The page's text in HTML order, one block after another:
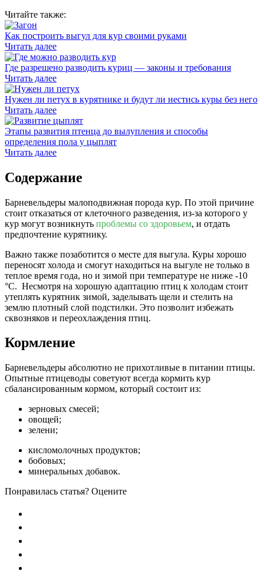
Читайте также:
Как построить выгул для кур своими руками
Читать далее
Где разрешено разводить куриц — законы и требования
Читать далее
Нужен ли петух в курятнике и будут ли нестись куры без него
Читать далее
Этапы развития птенца до вылупления и способы
определения пола у цыплят
Читать далее
Содержание
Барневельдеры малоподвижная порода кур. По этой причине
стоит отказаться от клеточного разведения, из-за которого у
кур могут возникнуть проблемы со здоровьем, и отдать
предпочтение курятнику.
Важно также позаботится о месте для выгула. Куры хорошо
переносят холода и смогут находиться на выгуле не только в
теплое время года, но и зимой при температуре не ниже -10
°C. Несмотря на хорошую адаптацию птиц к холодам стоит
утеплять курятник зимой, заделывать щели и стелить на
землю плотный слой подстилки. Это позволит избежать
сквозняков и переохлаждения птиц.
Кормление
Барневельдеры абсолютно не прихотливые в питании птицы.
Опытные птицеводы советуют всегда кормить кур
сбалансированным кормом, который состоит из:
зерновых смесей;
овощей;
зелени;
кисломолочных продуктов;
бобовых;
минеральных добавок.
Понравилась статья? Оцените